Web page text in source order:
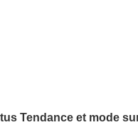
Tendance et mode